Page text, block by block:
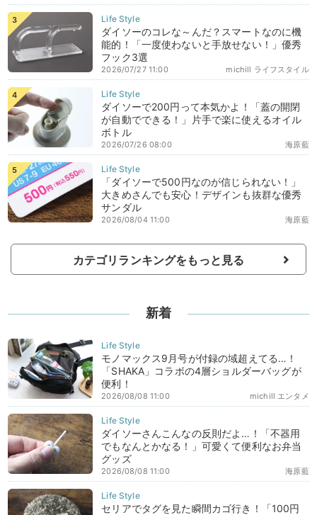
ダイソーのコレな～んだ？スマートなのに機
能的！「一度使わないと手放せない！」優秀
フック3選
michill ライフスタイル
2026/07/27 11:00
ダイソーで200円って本気かよ！「蓋の開閉
が自動でできる！」片手で楽に使えるオイル
ボトル
海原藍
2026/07/26 08:00
「ダイソーで500円なのが信じられない！」
大きめさんでも安心！デザインも抜群な優秀
サンダル
海原藍
2026/08/04 11:00
カテゴリランキングをもっと見る
新着
モノマックス9月号が付録の域超えてる…！
「SHAKA」コラボの4層ショルダーバッグが
便利！
michill エンタメ
2026/08/08 11:00
ダイソーさんこんなの反則だよ…！「不器用
でもなんとかなる！」可愛くて便利なお弁当
グッズ
海原藍
2026/08/08 11:00
セリアでタグを見た瞬間カゴ行き！「100円